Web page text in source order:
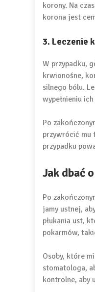
korony. Na
korona jest
3. Leczenie
W przypadku,
krwionośne,
silnego bólu.
wypełnieniu
Po
przywrócić mu
przypadku
Jak dbać
Po
jamy ustnej,
płukania ust,
pokarmów,
Osoby, które
stomatologa,
kontrolne, aby